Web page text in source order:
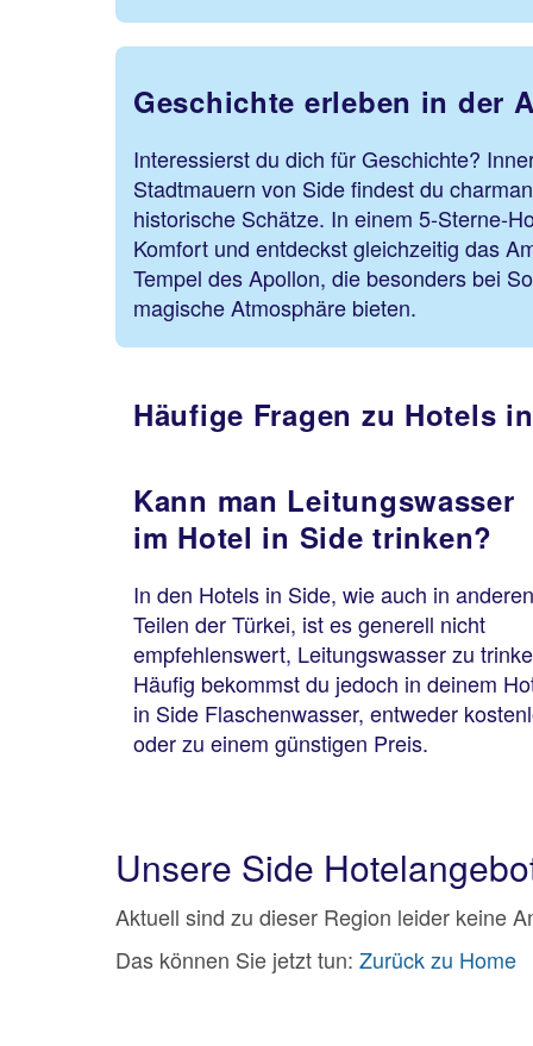
Geschichte erleben in der
Interessierst du dich für Geschichte?
Stadtmauern von Side findest du
historische Schätze. In einem 5-Sterne-
Komfort und entdeckst gleichzeitig das
Tempel des Apollon, die besonders bei
magische Atmosphäre bieten.
Häufige Fragen zu Hotels
Kann man Leitungswasser
im Hotel in Side trinken?
In den Hotels in Side, wie auch in anderen
Teilen der Türkei, ist es generell nicht
empfehlenswert, Leitungswasser zu
Häufig bekommst du jedoch in deinem
in Side Flaschenwasser, entweder
oder zu einem günstigen Preis.
Unsere Side
Aktuell sind zu dieser Region leider keine
Das können Sie jetzt tun: Zurück zu Home